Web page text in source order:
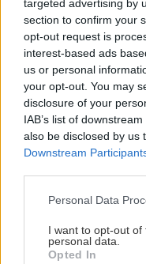
targeted advertising by
section to confirm your
opt-out request is
interest-based ads
us or personal
your opt-out. You may
disclosure of your
IAB’s list of
also be disclosed by us
Downstream
Please note that this
not limited to your visit
grant or deny consent
Personal Data
I want to opt-out
personal data.
Opted In
TÝŽDEŇ
Vnútorné
horúčavách
a ako to
vysaďte na
deň